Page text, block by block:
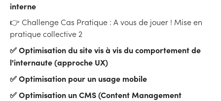
interne
👉 Challenge Cas Pratique : A vous de jouer ! Mise en
pratique collective 2
✅ Optimisation du site vis à vis du comportement de
l'internaute (approche UX)
✅ Optimisation pour un usage mobile
✅ Optimisation un CMS (Content Management